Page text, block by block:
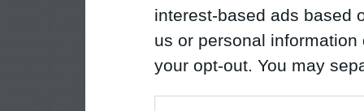
interest-based ads based
us or personal
your opt-out. You may